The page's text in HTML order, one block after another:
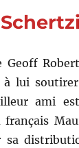
Geoff
lui
ami
sa